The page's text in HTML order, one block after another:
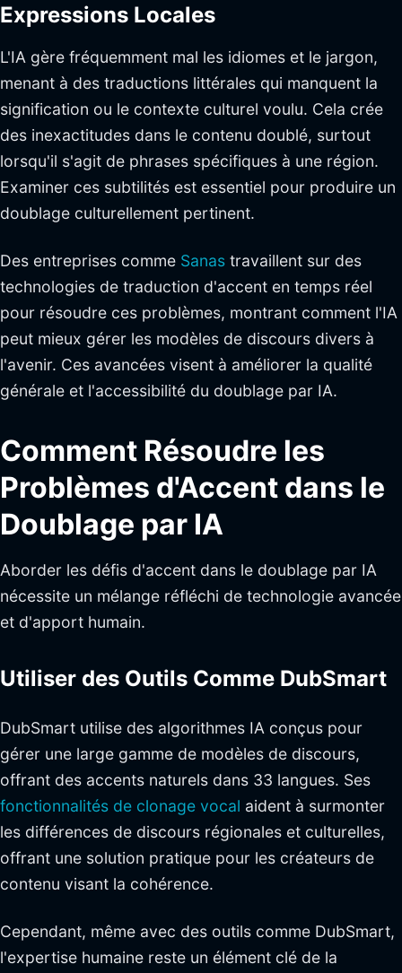
Expressions Locales
L'IA gère fréquemment mal les idiomes et le jargon,
menant à des traductions littérales qui manquent la
signification ou le contexte culturel voulu. Cela crée
des inexactitudes dans le contenu doublé, surtout
lorsqu'il s'agit de phrases spécifiques à une région.
Examiner ces subtilités est essentiel pour produire un
doublage culturellement pertinent.
Des entreprises comme Sanas travaillent sur des
technologies de traduction d'accent en temps réel
pour résoudre ces problèmes, montrant comment l'IA
peut mieux gérer les modèles de discours divers à
l'avenir. Ces avancées visent à améliorer la qualité
générale et l'accessibilité du doublage par IA.
Comment Résoudre les
Problèmes d'Accent dans le
Doublage par IA
Aborder les défis d'accent dans le doublage par IA
nécessite un mélange réfléchi de technologie avancée
et d'apport humain.
Utiliser des Outils Comme DubSmart
DubSmart utilise des algorithmes IA conçus pour
gérer une large gamme de modèles de discours,
offrant des accents naturels dans 33 langues. Ses
fonctionnalités de clonage vocal aident à surmonter
les différences de discours régionales et culturelles,
offrant une solution pratique pour les créateurs de
contenu visant la cohérence.
Cependant, même avec des outils comme DubSmart,
l'expertise humaine reste un élément clé de la